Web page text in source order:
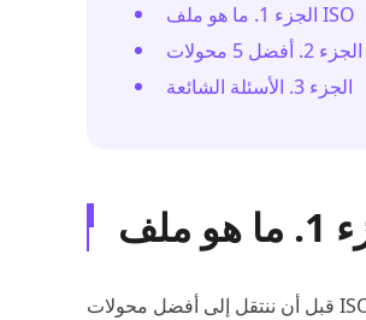
الجزء 1. ما هو ملف ISO
الجزء 3. الأسئلة الشائعة
قبل أن ننتقل إلى أفضل محولات ISO، من الضروري أن نفهم ما هي ملفات ISO ولماذا هي مهمة للغاية. ملف ISO هو نسخة